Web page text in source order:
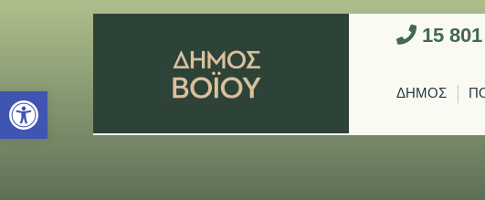
Ανοίξτε τη γραμμή εργαλείων
15 801
ΔΗΜΟΣ